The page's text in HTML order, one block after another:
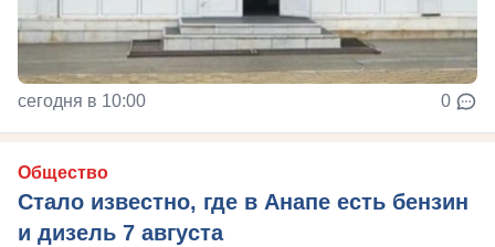
сегодня в 10:00 0
Общество
Стало известно, где в Анапе есть бензин
и дизель 7 августа